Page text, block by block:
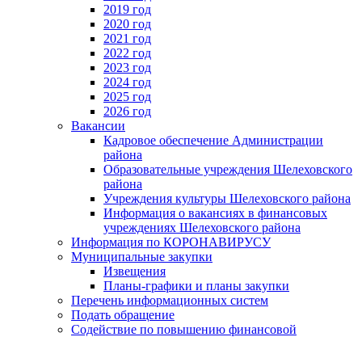
2019 год
2020 год
2021 год
2022 год
2023 год
2024 год
2025 год
2026 год
Вакансии
Кадровое обеспечение Администрации
района
Образовательные учреждения Шелеховского
района
Учреждения культуры Шелеховского района
Информация о вакансиях в финансовых
учреждениях Шелеховского района
Информация по КОРОНАВИРУСУ
Муниципальные закупки
Извещения
Планы-графики и планы закупки
Перечень информационных систем
Подать обращение
Содействие по повышению финансовой